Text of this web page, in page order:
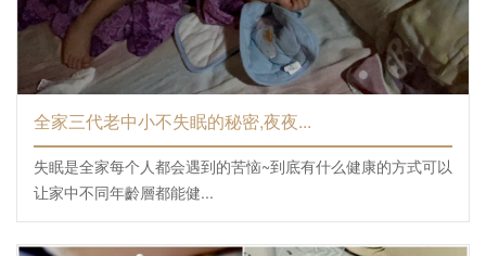
全家三代老中小不失眠的秘密,夜夜...
失眠是全家每个人都会遇到的苦恼~到底有什么健康的方式可以
让家中不同年齡層都能健...